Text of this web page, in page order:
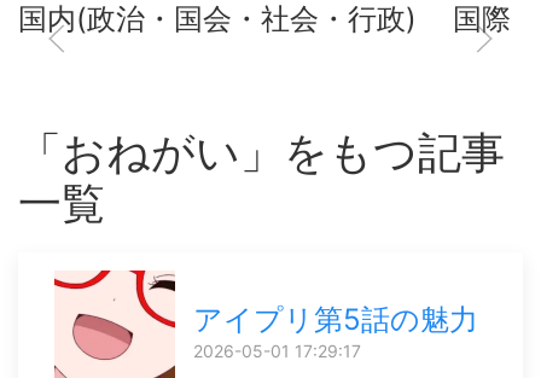
国内(政治・国会・社会・行政) 国際
「おねがい」をもつ記事
一覧
アイプリ第5話の魅力
2026-05-01 17:29:17